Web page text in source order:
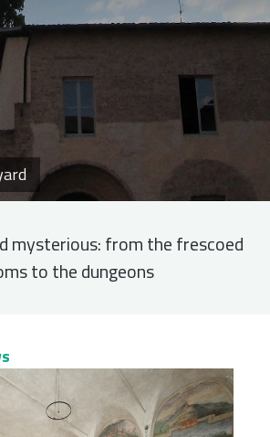
mysterious: from the frescoed
to the dungeons